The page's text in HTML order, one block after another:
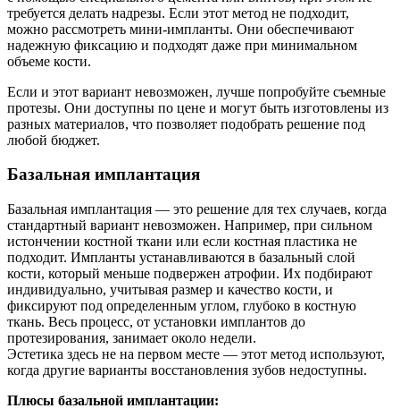
требуется делать надрезы. Если этот метод не подходит,
можно рассмотреть мини-импланты. Они обеспечивают
надежную фиксацию и подходят даже при минимальном
объеме кости.
Если и этот вариант невозможен, лучше попробуйте съемные
протезы. Они доступны по цене и могут быть изготовлены из
разных материалов, что позволяет подобрать решение под
любой бюджет.
Базальная имплантация
Базальная имплантация — это решение для тех случаев, когда
стандартный вариант невозможен. Например, при сильном
истончении костной ткани или если костная пластика не
подходит. Импланты устанавливаются в базальный слой
кости, который меньше подвержен атрофии. Их подбирают
индивидуально, учитывая размер и качество кости, и
фиксируют под определенным углом, глубоко в костную
ткань. Весь процесс, от установки имплантов до
протезирования, занимает около недели.
Эстетика здесь не на первом месте — этот метод используют,
когда другие варианты восстановления зубов недоступны.
Плюсы базальной имплантации: